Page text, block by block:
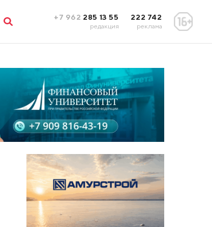
+7 962 285 13 55
редакция
222 742
реклама